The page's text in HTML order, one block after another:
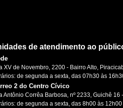
de atendimento ao
XV de Novembro, 2200 - Bairro Alto,
de segunda a sexta, das 07h30 às
2 do Centro Cívico
Antônio Corrêa Barbosa, nº 2233, Guichê
de segunda a sexta, das 8h00 às